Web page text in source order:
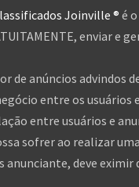
Joinville ® é
enviar e
de anúncios
entre os usuários
entre usuários e
sofrer ao realizar
deve